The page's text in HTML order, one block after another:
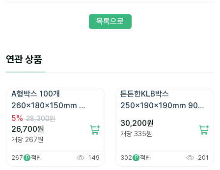
목록으로
연관 상품
A형박스 100개
260x180x150mm
[593R]
5% 28,300원
26,700원
개당 267원
267 P 적립 149
튼튼한KLB박스
250x190x190mm 90매
30,200원
개당 335원
302 P 적립 201